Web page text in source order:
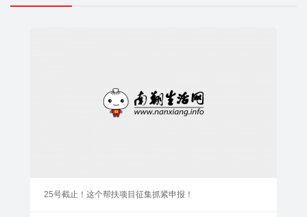
25号截止！这个帮扶项目征集抓紧申报！